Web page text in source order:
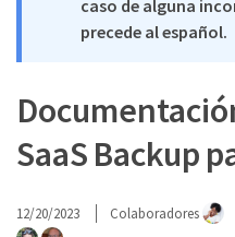
caso de alguna
precede al español.
SaaS Backup
12/20/2023 Colaboradores